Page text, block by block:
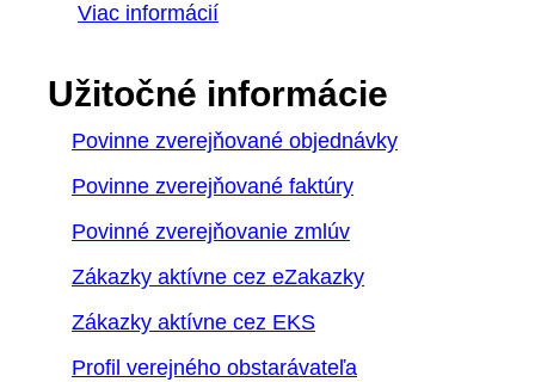
Viac informácií
Užitočné informácie
Povinne zverejňované objednávky
Povinne zverejňované faktúry
Povinné zverejňovanie zmlúv
Zákazky aktívne cez eZakazky
Zákazky aktívne cez EKS
Profil verejného obstarávateľa